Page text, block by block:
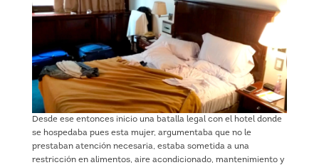
Desde ese entonces inicio una batalla legal con el hotel donde
se hospedaba pues esta mujer, argumentaba que no le
prestaban atención necesaria, estaba sometida a una
restricción en alimentos, aire acondicionado, mantenimiento y